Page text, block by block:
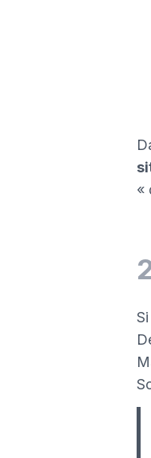
«